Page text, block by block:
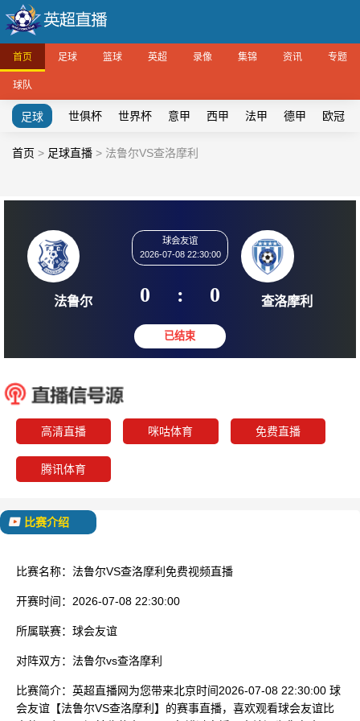
首页 足球 篮球 英超 录像 集锦 资讯 专题
球队
足球 世俱杯 世界杯 意甲 西甲 法甲 德甲 欧冠
首页 > 足球直播 > 法鲁尔VS查洛摩利
球会友谊
2026-07-08 22:30:00
0 : 0
高清直播 咪咕体育 免费直播
腾讯体育
比赛介绍
比赛名称： 法鲁尔VS查洛摩利免费视频直播
开赛时间： 2026-07-08 22:30:00
所属联赛： 球会友谊
对阵双方： 法鲁尔vs查洛摩利
比赛简介： 英超直播网为您带来北京时间2026-07-08 22:30:00 球
会友谊【法鲁尔VS查洛摩利】的赛事直播，喜欢观看球会友谊比